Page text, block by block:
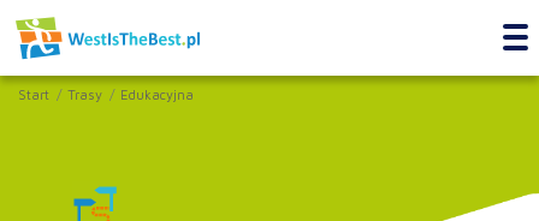
Start Trasy Edukacyjna